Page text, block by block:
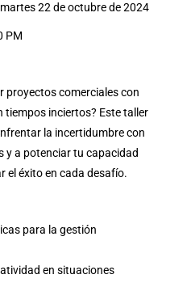
22 de octubre de 2024
PM
proyectos comerciales con
tiempos inciertos? Este taller
la incertidumbre con
y a potenciar tu capacidad
el éxito en cada desafío.
para la gestión
en situaciones